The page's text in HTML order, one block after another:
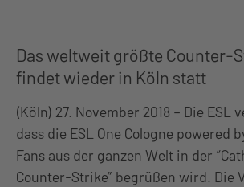
Das weltweit größte Counter-
findet wieder in Köln statt
(Köln) 27. November 2018 – Die ESL
dass die ESL One Cologne powered
Fans aus der ganzen Welt in der
Counter-Strike” begrüßen wird. Die